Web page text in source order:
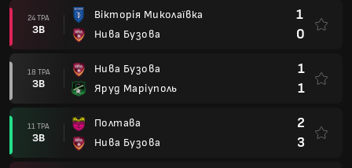
24 ТРА
ЗВ
Вікторія Миколаївка
Нива Бузова
1
0
18 ТРА
ЗВ
Нива Бузова
Яруд Маріуполь
1
1
11 ТРА
ЗВ
Полтава
Нива Бузова
2
3